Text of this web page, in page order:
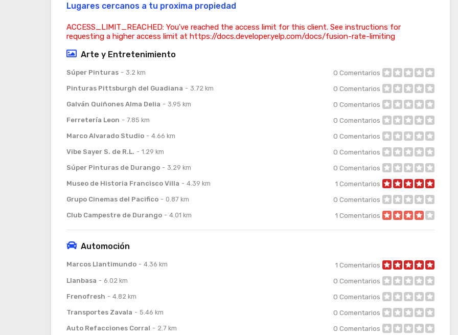
Lugares cercanos a tu proxima propiedad
ACCESS_LIMIT_REACHED: You've reached the access limit for this client. See instructions for
requesting a higher access limit at https://docs.developer.yelp.com/docs/fusion-rate-limiting
Arte y Entretenimiento
Súper Pinturas 3.2 km 0 Comentarios
Pinturas Pittsburgh del Guadiana 3.72 km 0 Comentarios
Galván Quiñones Alma Delia 3.95 km 0 Comentarios
Ferretería Leon 7.85 km 0 Comentarios
Marco Alvarado Studio 4.66 km 0 Comentarios
Vibe Sayer S. de R.L. 1.29 km 0 Comentarios
Súper Pinturas de Durango 3.29 km 0 Comentarios
Museo de Historia Francisco Villa 4.39 km 1 Comentarios
Grupo Cinemas del Pacifico 0.87 km 0 Comentarios
Club Campestre de Durango 4.01 km 1 Comentarios
Automoción
Marcos Llantimundo 4.36 km 1 Comentarios
Llanbasa 6.02 km 0 Comentarios
Frenofresh 4.82 km 0 Comentarios
Transportes Zavala 5.46 km 0 Comentarios
Auto Refacciones Corral 2.7 km 0 Comentarios